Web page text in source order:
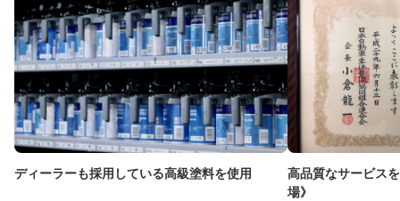
ディーラーも採用している高級塗料を使用
高品質なサービス
場》